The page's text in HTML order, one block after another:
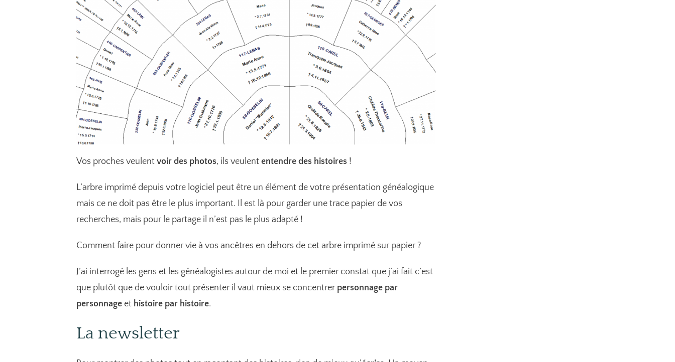
Vos proches veulent voir des photos, ils veulent entendre des histoires !
L’arbre imprimé depuis votre logiciel peut être un élément de votre présentation généalogique
mais ce ne doit pas être le plus important. Il est là pour garder une trace papier de vos
recherches, mais pour le partage il n’est pas le plus adapté !
Comment faire pour donner vie à vos ancêtres en dehors de cet arbre imprimé sur papier ?
J’ai interrogé les gens et les généalogistes autour de moi et le premier constat que j’ai fait c’est
que plutôt que de vouloir tout présenter il vaut mieux se concentrer personnage par
personnage et histoire par histoire.
La newsletter